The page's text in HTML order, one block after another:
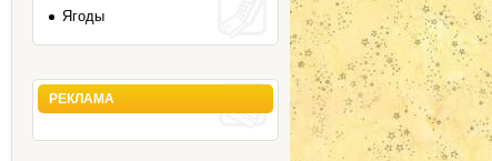
Ягоды
РЕКЛАМА